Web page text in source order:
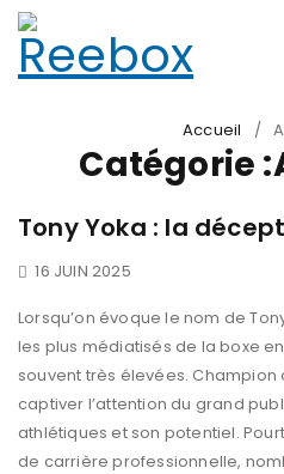
Accueil /
Catégorie
Tony Yoka : la
16 JUIN 2025
Lorsqu’on évoque le nom de
les plus médiatisés de la boxe
souvent très élevées. Champion
captiver l’attention du grand
athlétiques et son potentiel.
de carrière professionnelle,